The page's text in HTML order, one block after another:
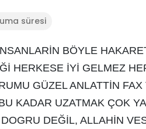
süresi
BÖYLE
HERKESE İYİ GELMEZ
GÜZEL ANLATTİN FAX
KADAR UZATMAK ÇOK
DEĞİL, ALLAHİN